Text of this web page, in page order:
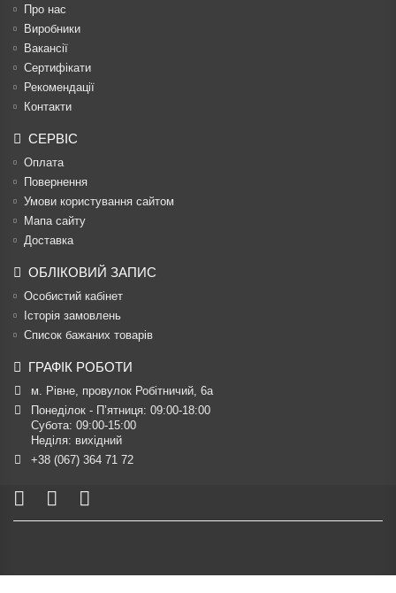
Про нас
Виробники
Вакансії
Сертифікати
Рекомендації
Контакти
СЕРВІС
Оплата
Повернення
Умови користування сайтом
Мапа сайту
Доставка
ОБЛІКОВИЙ ЗАПИС
Особистий кабінет
Історія замовлень
Список бажаних товарів
ГРАФІК РОБОТИ
м. Рівне, провулок Робітничий, 6а
Понеділок - П’ятниця: 09:00-18:00
Субота: 09:00-15:00
Неділя: вихідний
+38 (067) 364 71 72